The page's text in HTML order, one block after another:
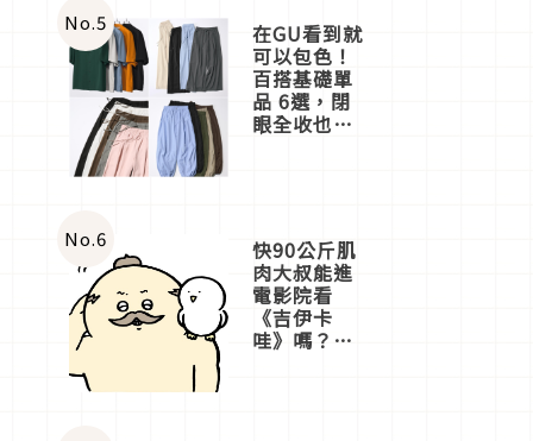
No.5 在GU看到就
可以包色！
百搭基礎單
品 6選，閉
眼全收也不
No.6 快90公斤肌
肉大叔能進
電影院看
《吉伊卡
哇》嗎？日